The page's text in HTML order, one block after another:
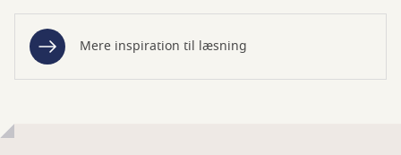
Mere inspiration til læsning